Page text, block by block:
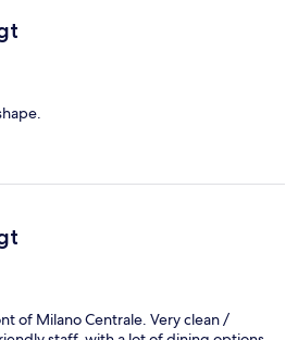
of Milano Centrale. Very clean /